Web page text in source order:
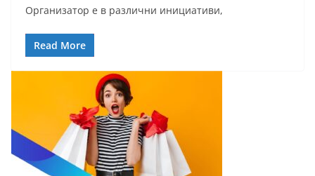
Организатор е в различни инициативи,
Read More